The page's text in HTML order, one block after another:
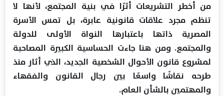
من أخطر التشريعات أثرًا في بنية المجتمع، لأنها لا
تنظم مجرد علاقات قانونية عابرة، بل تمس الأسرة
المصرية ذاتها باعتبارها النواة الأولى للدولة
والمجتمع. ومن هنا جاءت الحساسية الكبيرة المصاحبة
لمشروع قانون الأحوال الشخصية الجديد، الذي أثار منذ
طرحه نقاشًا واسعًا بين رجال القانون والفقهاء
والمهتمين بالشأن العام.